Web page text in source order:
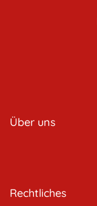
Über uns
Rechtliches